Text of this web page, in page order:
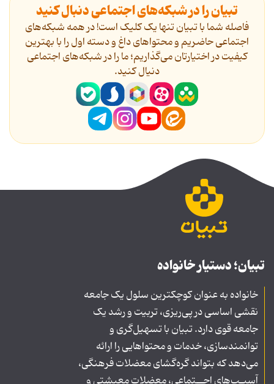
تبیان را در شبکه‌های اجتماعی دنبال کنید
فاصله شما با تبیان تنها یک کلیک است! در همه شبکه‌های
اجتماعی حاضریم و محتواهای داغ و دسته اول را با بهترین
کیفیت در اختیارتان می‌گذاریم؛ ما را در شبکه‌های اجتماعی
دنیال کنید.
تبیان؛ دستیار خانواده
خانواده به عنوان کوچکترین سلول یک جامعه
نقشی اساسی در پی‌ریزی، تربیت و رشد یک
جامعه قوی دارد. تبیان با تسهیل‌گری و
توانمندسازی، خدمات و محتواهایی را ارائه
می‌دهد که بتواند گره‌گشای معضلات فرهنگی،